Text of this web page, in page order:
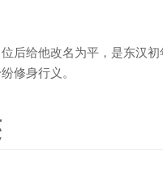
后给他改名为平，是东汉
修身行义。